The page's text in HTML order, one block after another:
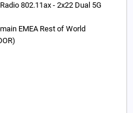
802.11ax - 2x22 Dual 5G
EMEA Rest of World